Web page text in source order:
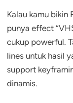
Kalau kamu bikin
punya effect
cukup powerful.
lines untuk hasil
support
dinamis.